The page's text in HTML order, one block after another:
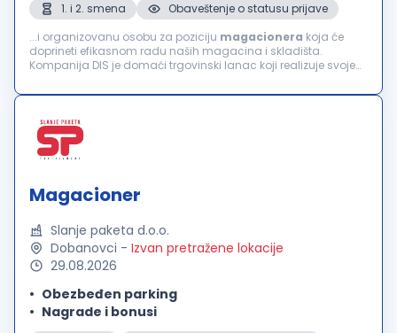
1. i 2. smena
Obaveštenje o statusu prijave
...i organizovanu osobu za poziciju magacionera koja će
doprineti efikasnom radu naših magacina i skladišta.
Kompanija DIS je domaći trgovinski lanac koji realizuje svoje
franšize. U cilju jačanja našeg...
Magacioner
Slanje paketa d.o.o.
Dobanovci - Izvan pretražene lokacije
29.08.2026
Obezbeđen parking
Nagrade i bonusi